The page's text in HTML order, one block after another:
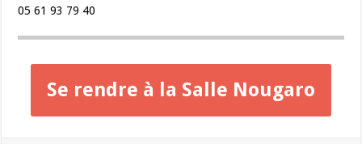
05 61 93 79 40
Se rendre à la Salle Nougaro